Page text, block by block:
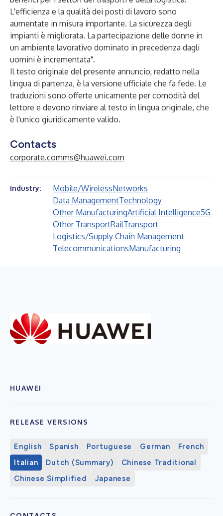
L'efficienza e la qualità dei posti di lavoro sono
aumentate in misura importante. La sicurezza degli
impianti è migliorata. La partecipazione delle donne in
un ambiente lavorativo dominato in precedenza dagli
uomini è incrementata".
Il testo originale del presente annuncio, redatto nella
lingua di partenza, è la versione ufficiale che fa fede. Le
traduzioni sono offerte unicamente per comodità del
lettore e devono rinviare al testo in lingua originale, che
è l'unico giuridicamente valido.
Contacts
corporate.comms@huawei.com
Industry: Mobile/WirelessNetworks
Data ManagementTechnology
Other ManufacturingArtificial Intelligence5G
Other TransportRailTransport
Logistics/Supply Chain Management
TelecommunicationsManufacturing
HUAWEI
RELEASE VERSIONS
English Spanish Portuguese German
French
Italian
Dutch (Summary)
Chinese Traditional
Chinese Simplified
Japanese